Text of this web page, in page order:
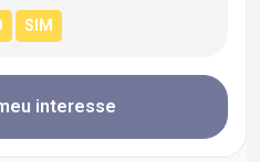
interesse